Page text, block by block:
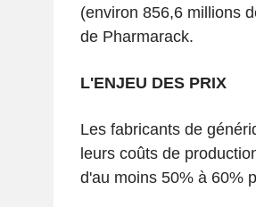
(environ 856,6 millions
de Pharmarack.
L'ENJEU DES PRIX
Les fabricants de
leurs coûts de
d'au moins 50% à 60%